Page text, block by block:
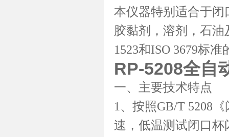
本仪器特别适合于
胶黏剂，溶剂，石
1523和ISO 3679标准
RP-5208全自
一、主要技术特点
1、按照GB/T 5208
速，低温测试闭口杯